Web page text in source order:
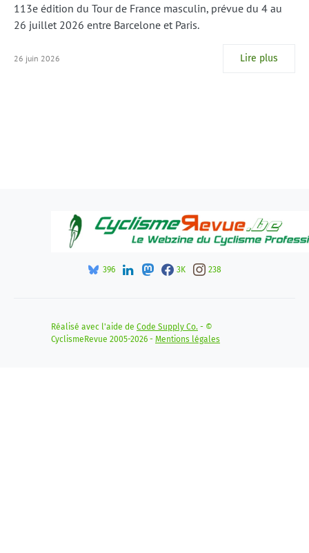
113e édition du Tour de France masculin, prévue du 4 au
26 juillet 2026 entre Barcelone et Paris.
26 juin 2026 Lire plus
396 3K 238
Réalisé avec l'aide de Code Supply Co. - ©
CyclismeRevue 2005-2026 - Mentions légales